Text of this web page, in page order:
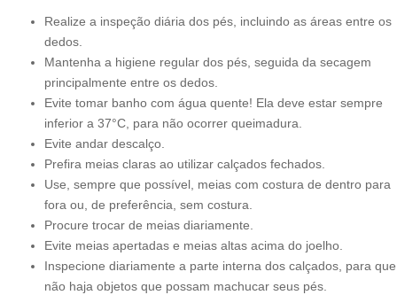
Realize a inspeção diária dos pés, incluindo as áreas entre os
dedos.
Mantenha a higiene regular dos pés, seguida da secagem
principalmente entre os dedos.
Evite tomar banho com água quente! Ela deve estar sempre
inferior a 37°C, para não ocorrer queimadura.
Evite andar descalço.
Prefira meias claras ao utilizar calçados fechados.
Use, sempre que possível, meias com costura de dentro para
fora ou, de preferência, sem costura.
Procure trocar de meias diariamente.
Evite meias apertadas e meias altas acima do joelho.
Inspecione diariamente a parte interna dos calçados, para que
não haja objetos que possam machucar seus pés.